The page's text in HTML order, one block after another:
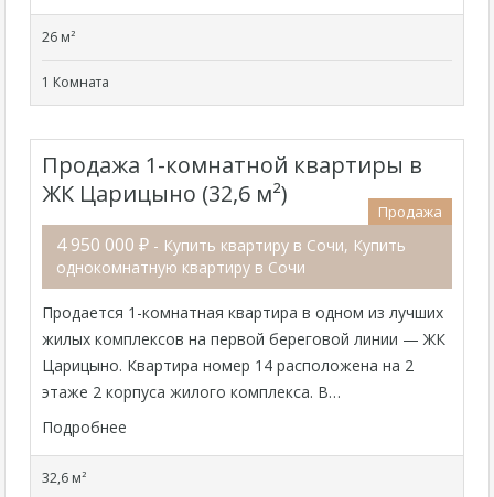
26 м²
1 Комната
Продажа 1-комнатной квартиры в
ЖК Царицыно (32,6 м²)
Продажа
4 950 000 ₽ - Купить квартиру в Сочи, Купить
однокомнатную квартиру в Сочи
Продается 1-комнатная квартира в одном из лучших
жилых комплексов на первой береговой линии — ЖК
Царицыно. Квартира номер 14 расположена на 2
этаже 2 корпуса жилого комплекса. В…
Подробнее
32,6 м²